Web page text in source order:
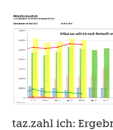
taz.zahl ich: